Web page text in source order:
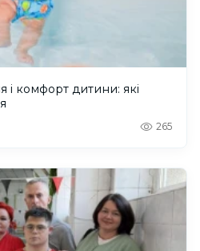
і комфорт дитини: які
265